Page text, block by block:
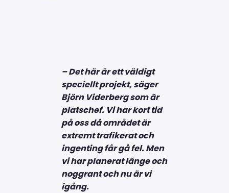
– Det här är ett väldigt
speciellt projekt, säger
Björn Viderberg som är
platschef. Vi har kort tid
på oss då området är
extremt trafikerat och
ingenting får gå fel. Men
vi har planerat länge och
noggrant och nu är vi
igång.